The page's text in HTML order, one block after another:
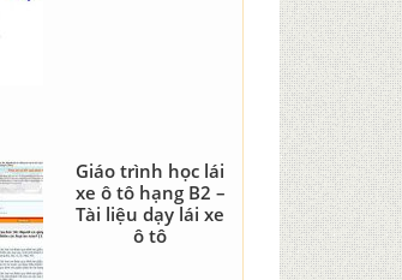
Giáo trình học lái
xe ô tô hạng B2 –
Tài liệu dạy lái xe
ô tô